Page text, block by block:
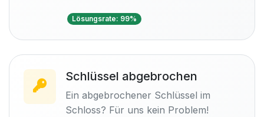
Lösungsrate: 99%
Schlüssel abgebrochen
Ein abgebrochener Schlüssel im
Schloss? Für uns kein Problem!